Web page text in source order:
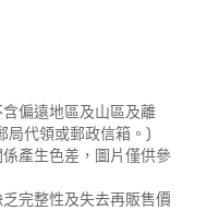
偏遠地區及山區及離
局代領或郵政信箱。)
產生色差，圖片僅供參
完整性及失去再販售價